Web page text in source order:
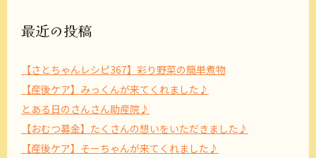
最近の投稿
【さとちゃんレシピ367】彩り野菜の簡単煮物
【産後ケア】みっくんが来てくれました♪
とある日のさんさん助産院♪
【おむつ募金】たくさんの想いをいただきました♪
【産後ケア】そーちゃんが来てくれました♪